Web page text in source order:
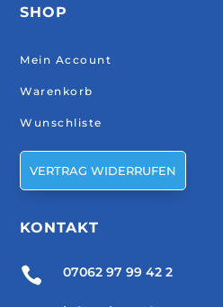
SHOP
Mein Account
Warenkorb
Wunschliste
VERTRAG WIDERRUFEN
KONTAKT
 07062 97 99 42 2